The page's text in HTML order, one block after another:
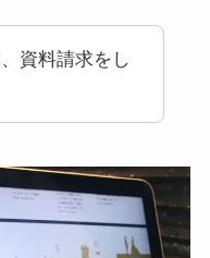
資料請求をし